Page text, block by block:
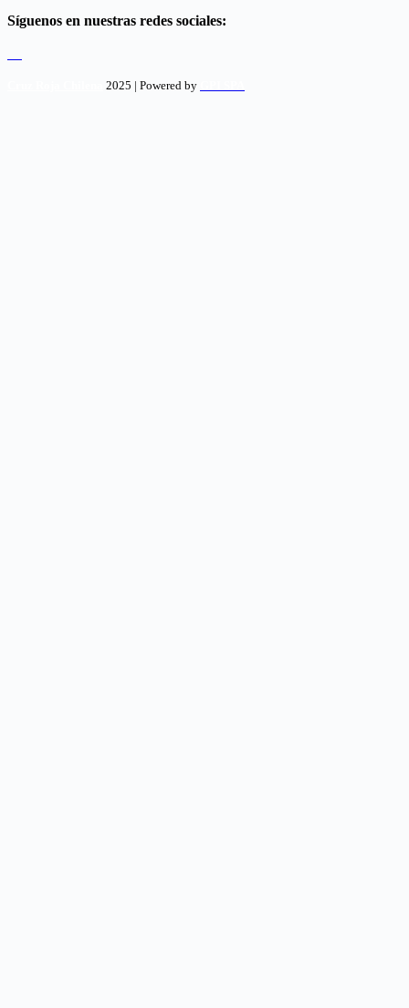
Síguenos en nuestras redes sociales:
2025 | Powered by